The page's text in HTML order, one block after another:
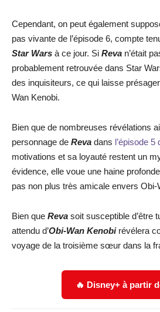
Cependant, on peut également
pas vivante de l’épisode 6, compte
Star Wars à ce jour. Si Reva n’était
probablement retrouvée dans Star
des inquisiteurs, ce qui laisse
Wan Kenobi.
Bien que de nombreuses révélations
personnage de Reva dans l’épisode 5
motivations et sa loyauté restent un
évidence, elle voue une haine
pas non plus très amicale envers Obi-
Bien que Reva soit susceptible d’être
attendu d’Obi-Wan Kenobirévélera
voyage de la troisième sœur dans la
🔥 Disney+ à partir